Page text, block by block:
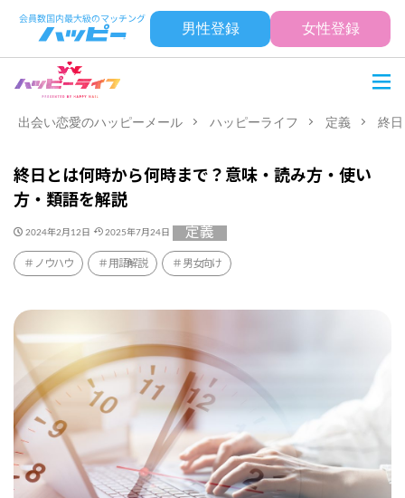
男性登録 女性登録
出会い恋愛のハッピーメール ハッピーライフ 定義 終
終日とは何時から何時まで？意味・読み方・使い
方・類語を解説
2024年2月12日 2025年7月24日 定義
ノウハウ 用語解説 男女向け